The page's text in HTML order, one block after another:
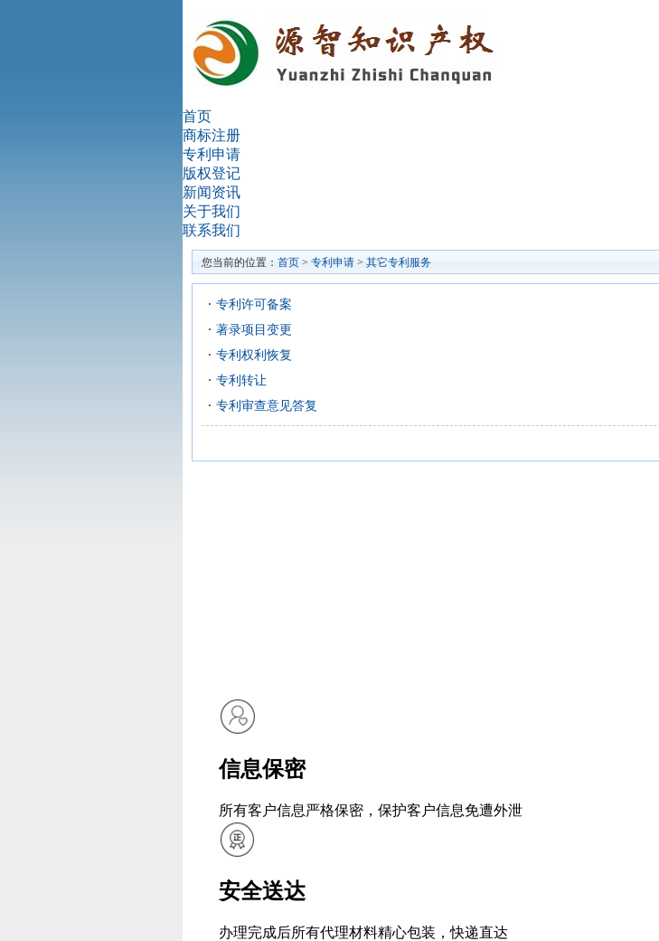
首页
商标注册
专利申请
版权登记
新闻资讯
关于我们
联系我们
您当前的位置： 首页 > 专利申请 > 其它专利服务
专利许可备案
著录项目变更
专利权利恢复
专利转让
专利审查意见答复
信息保密
所有客户信息严格保密，保护客户信息免遭外泄
安全送达
办理完成后所有代理材料精心包装，快递直达